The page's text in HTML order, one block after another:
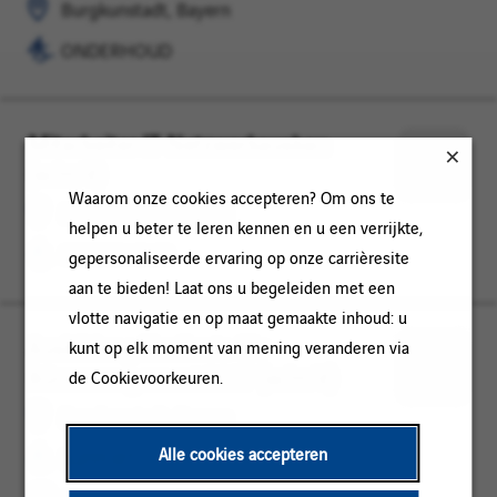
Waarom onze cookies accepteren? Om ons te
helpen u beter te leren kennen en u een verrijkte,
gepersonaliseerde ervaring op onze carrièresite
aan te bieden! Laat ons u begeleiden met een
vlotte navigatie en op maat gemaakte inhoud: u
kunt op elk moment van mening veranderen via
de Cookievoorkeuren.
Alle cookies accepteren
Burgkunstadt, Bayern
ONDERHOUD
Mitarbeiter IT-Netzwerkausbau
Burgkunstadt, Bayern
Burgkunstadt,
ONDERHOUD
ONDERHOUD
Ausbildung Kaufleute für
Büromanagement 2027 (w/m/d)
Burgkunstadt, Bayern
Burgkunstadt,
Bayern
SUPPORT / STAFF
SUPPORT